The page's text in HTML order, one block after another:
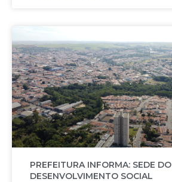
PREFEITURA INFORMA: SEDE DO
DESENVOLVIMENTO SOCIAL